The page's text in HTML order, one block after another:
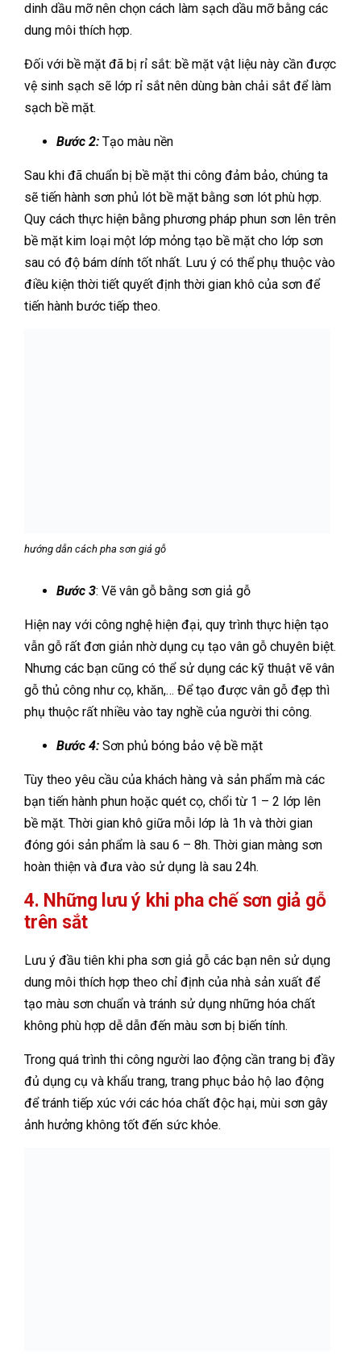
dinh dầu mỡ nên chọn cách làm sạch dầu mỡ bằng các
dung môi thích hợp.
Đối với bề mặt đã bị rỉ sắt: bề mặt vật liệu này cần được
vệ sinh sạch sẽ lớp rỉ sắt nên dùng bàn chải sắt để làm
sạch bề mặt.
Bước 2: Tạo màu nền
Sau khi đã chuẩn bị bề mặt thi công đảm bảo, chúng ta
sẽ tiến hành sơn phủ lót bề mặt bằng sơn lót phù hợp.
Quy cách thực hiện bằng phương pháp phun sơn lên trên
bề mặt kim loại một lớp mỏng tạo bề mặt cho lớp sơn
sau có độ bám dính tốt nhất. Lưu ý có thể phụ thuộc vào
điều kiện thời tiết quyết định thời gian khô của sơn để
tiến hành bước tiếp theo.
hướng dẫn cách pha sơn giả gỗ
Bước 3: Vẽ vân gỗ bằng sơn giả gỗ
Hiện nay với công nghệ hiện đại, quy trình thực hiện tạo
vẫn gỗ rất đơn giản nhờ dụng cụ tạo vân gỗ chuyên biệt.
Nhưng các bạn cũng có thể sử dụng các kỹ thuật vẽ vân
gỗ thủ công như cọ, khăn,… Để tạo được vân gỗ đẹp thì
phụ thuộc rất nhiều vào tay nghề của người thi công.
Bước 4: Sơn phủ bóng bảo vệ bề mặt
Tùy theo yêu cầu của khách hàng và sản phẩm mà các
bạn tiến hành phun hoặc quét cọ, chổi từ 1 – 2 lớp lên
bề mặt. Thời gian khô giữa mỗi lớp là 1h và thời gian
đóng gói sản phẩm là sau 6 – 8h. Thời gian màng sơn
hoàn thiện và đưa vào sử dụng là sau 24h.
4. Những lưu ý khi pha chế sơn giả gỗ
trên sắt
Lưu ý đầu tiên khi pha sơn giả gỗ các bạn nên sử dụng
dung môi thích hợp theo chỉ định của nhà sản xuất để
tạo màu sơn chuẩn và tránh sử dụng những hóa chất
không phù hợp dễ dẫn đến màu sơn bị biến tính.
Trong quá trình thi công người lao động cần trang bị đầy
đủ dụng cụ và khẩu trang, trang phục bảo hộ lao động
để tránh tiếp xúc với các hóa chất độc hại, mùi sơn gây
ảnh hưởng không tốt đến sức khỏe.